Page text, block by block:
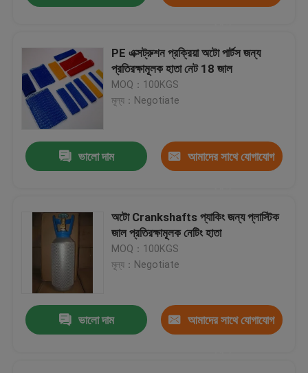
মাছধরা রড গ্লাভ
স্বয়ং মোড়ানো Sleeving
নমনীয় সিলিকন টিউবিং
সিলিকন রাবার ফাইবারগ্লাস Sleeving
কিটি Boinks
নকল যৌনদণ্ড
PE এক্সট্রুশন প্রক্রিয়া অটো পার্টস জন্য
প্রতিরক্ষামূলক হাতা নেট 18 জাল
MOQ：100KGS
মূল্য：Negotiate
ভালো দাম আমাদের সাথে যোগাযোগ
অটো Crankshafts প্যাকিং জন্য প্লাস্টিক
জাল প্রতিরক্ষামূলক নেটিং হাতা
MOQ：100KGS
মূল্য：Negotiate
ভালো দাম আমাদের সাথে যোগাযোগ